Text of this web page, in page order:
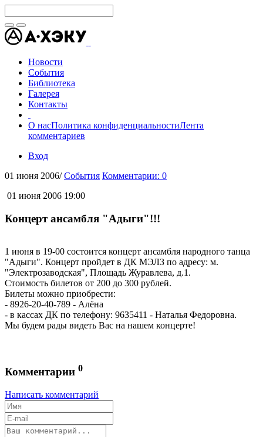
Новости
События
Библиотека
Галерея
Контакты
О насПолитика конфиденциальностиЛента
комментариев
Вход
01 июня 2006/ События Комментарии: 0
01 июня 2006 19:00
Концерт ансамбля "Адыги"!!!
1 июня в 19-00 состоится концерт ансамбля народного танца
"Адыги". Концерт пройдет в ДК МЭЛЗ по адресу: м.
"Электрозаводская", Площадь Журавлева, д.1.
Стоимость билетов от 200 до 300 рублей.
Билеты можно приобрести:
- 8926-20-40-789 - Алёна
- в кассах ДК по телефону: 9635411 - Наталья Федоровна.
Мы будем рады видеть Вас на нашем концерте!
Комментарии 0
Написать комментарий